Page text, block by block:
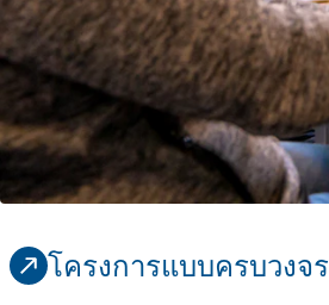
โครงการแบบครบวงจร